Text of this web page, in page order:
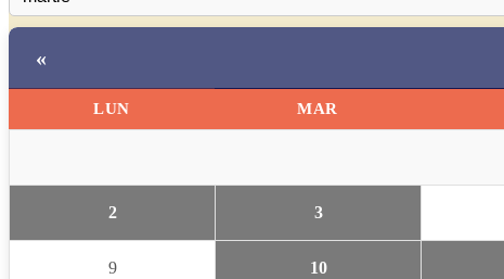
«
LUN MAR
2 3
9 10